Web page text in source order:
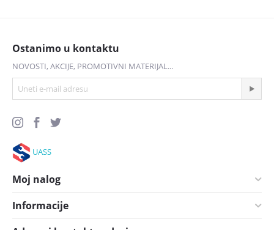
Ostanimo u kontaktu
NOVOSTI, AKCIJE, PROMOTIVNI MATERIJAL...
UASS
Moj nalog
Informacije